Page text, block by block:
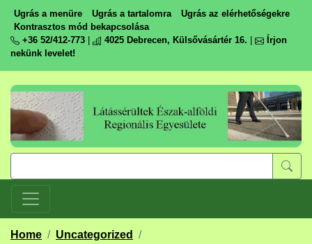
Ugrás a menüre Ugrás a tartalomra
Ugrás az elérhetőségekre
Kontrasztos mód bekapcsolása
+36 52/412-773
4025 Debrecen, Külsővásártér 16.
Írjon
nekünk levelet!
Home / Uncategorized
/